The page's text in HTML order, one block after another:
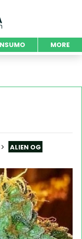
MORE
ALIEN OG